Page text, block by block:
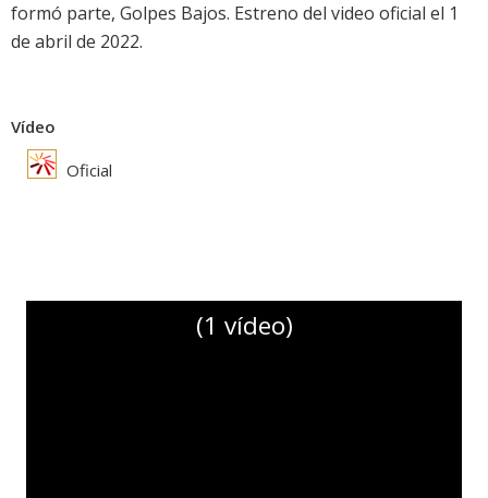
formó parte, Golpes Bajos. Estreno del video oficial el 1
de abril de 2022.
Vídeo
Oficial
(1 vídeo)